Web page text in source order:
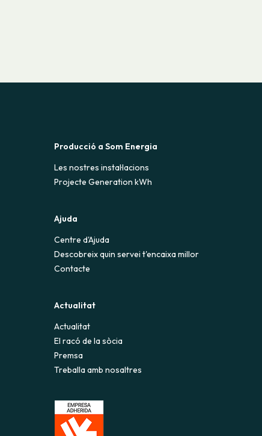
Producció a Som Energia
Les nostres instal·lacions
Projecte Generation kWh
Ajuda
Centre d'Ajuda
Descobreix quin servei t'encaixa millor
Contacte
Actualitat
Actualitat
El racó de la sòcia
Premsa
Treballa amb nosaltres